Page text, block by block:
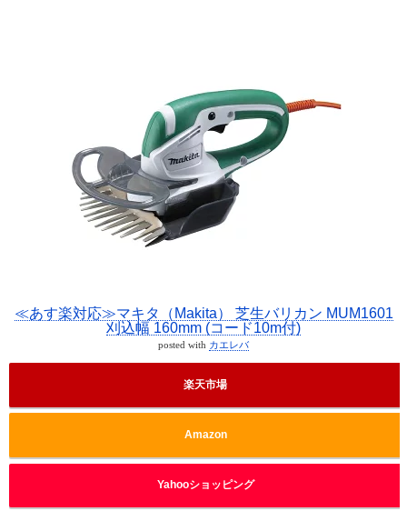
≪あす楽対応≫マキタ（Makita） 芝生バリカン MUM1601
刈込幅 160mm (コード10m付)
posted with カエレバ
楽天市場
Amazon
Yahooショッピング